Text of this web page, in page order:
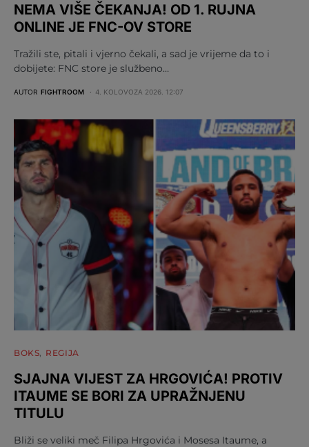
NEMA VIŠE ČEKANJA! OD 1. RUJNA
ONLINE JE FNC-OV STORE
Tražili ste, pitali i vjerno čekali, a sad je vrijeme da to i
dobijete: FNC store je službeno…
AUTOR FIGHTROOM 4. KOLOVOZA 2026. 12:07
BOKS REGIJA
SJAJNA VIJEST ZA HRGOVIĆA! PROTIV
ITAUME SE BORI ZA UPRAŽNJENU
TITULU
Bliži se veliki meč Filipa Hrgovića i Mosesa Itaume, a